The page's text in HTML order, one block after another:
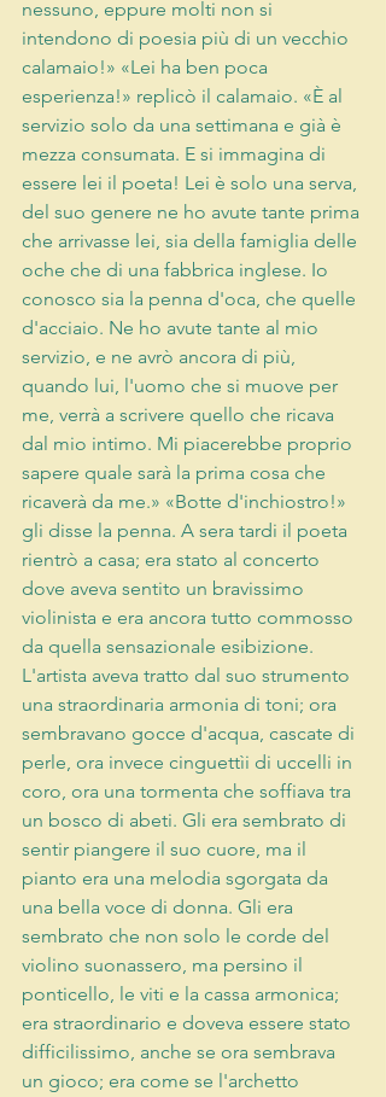
nessuno, eppure molti non si
intendono di poesia più di un vecchio
calamaio!» «Lei ha ben poca
esperienza!» replicò il calamaio. «È al
servizio solo da una settimana e già è
mezza consumata. E si immagina di
essere lei il poeta! Lei è solo una serva,
del suo genere ne ho avute tante prima
che arrivasse lei, sia della famiglia delle
oche che di una fabbrica inglese. Io
conosco sia la penna d'oca, che quelle
d'acciaio. Ne ho avute tante al mio
servizio, e ne avrò ancora di più,
quando lui, l'uomo che si muove per
me, verrà a scrivere quello che ricava
dal mio intimo. Mi piacerebbe proprio
sapere quale sarà la prima cosa che
ricaverà da me.» «Botte d'inchiostro!»
gli disse la penna. A sera tardi il poeta
rientrò a casa; era stato al concerto
dove aveva sentito un bravissimo
violinista e era ancora tutto commosso
da quella sensazionale esibizione.
L'artista aveva tratto dal suo strumento
una straordinaria armonia di toni; ora
sembravano gocce d'acqua, cascate di
perle, ora invece cinguettìi di uccelli in
coro, ora una tormenta che soffiava tra
un bosco di abeti. Gli era sembrato di
sentir piangere il suo cuore, ma il
pianto era una melodia sgorgata da
una bella voce di donna. Gli era
sembrato che non solo le corde del
violino suonassero, ma persino il
ponticello, le viti e la cassa armonica;
era straordinario e doveva essere stato
difficilissimo, anche se ora sembrava
un gioco; era come se l'archetto